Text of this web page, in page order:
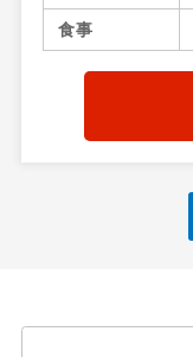
食事